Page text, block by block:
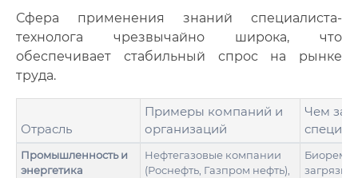
Сфера применения знаний специалиста-
технолога чрезвычайно широка, что
обеспечивает стабильный спрос на рынке
труда.
Отрасль
Примеры компаний и
организаций
Чем
Промышленность и
энергетика
Нефтегазовые компании
(Роснефть, Газпром нефть),